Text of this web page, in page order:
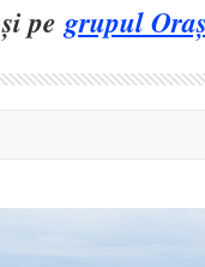
și pe grupul